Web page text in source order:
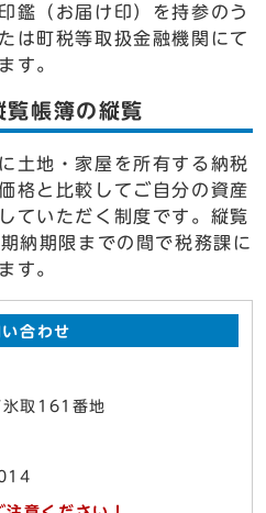
鑑（お届け印）を持参のう
は町税等取扱金融機関にて
す。
覧帳簿の縦覧
土地・家屋を所有する納税
格と比較してご自分の資産
ていただく制度です。縦覧
納期限までの間で税務課に
す。
合わせ
氷取161番地